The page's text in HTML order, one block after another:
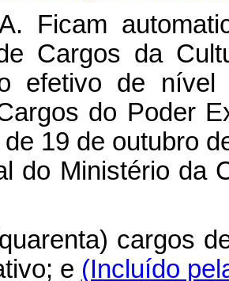
Ficam
Cargos da
efetivo de
do Poder
de 19 de outubro
do Ministério da
cargos
e (Incluído